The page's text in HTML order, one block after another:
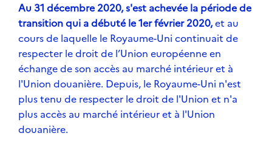
Au 31 décembre 2020, s'est achevée la période de
transition qui a débuté le 1er février 2020,et au
cours de laquelle le Royaume-Uni continuait de
respecter le droit de l’Union européenne en
échange de son accès au marché intérieur et à
l'Union douanière. Depuis, le Royaume-Uni n'est
plus tenu de respecter le droit de l'Union et n'a
plus accès au marché intérieur et à l'Union
douanière.